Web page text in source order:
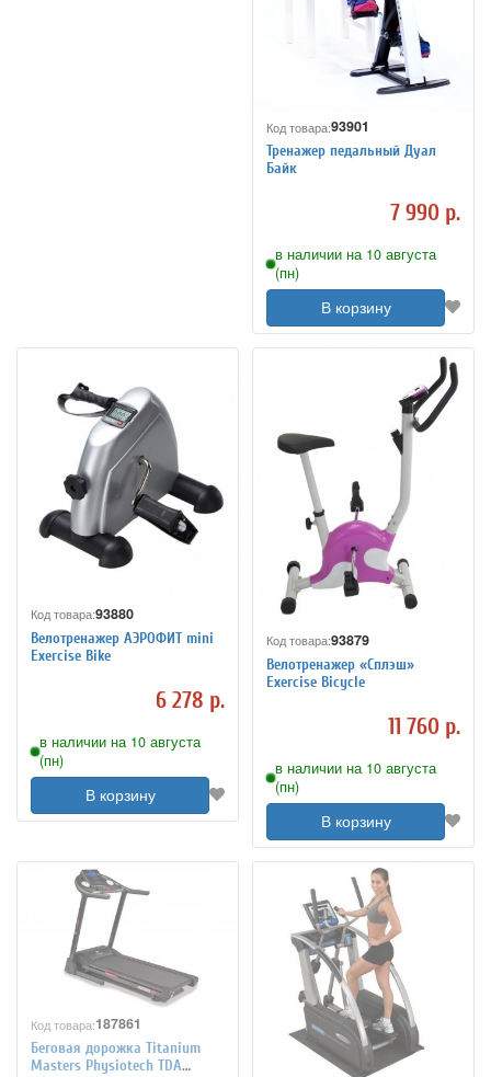
Код товара:93901
Тренажер педальный Дуал
Байк
7 990 р.
в наличии на 10 августа
(пн)
В корзину
Код товара:93880
Велотренажер АЭРОФИТ mini
Exercise Bike
6 278 р.
в наличии на 10 августа
(пн)
В корзину
Код товара:93879
Велотренажер «Сплэш»
Exercise Bicycle
11 760 р.
в наличии на 10 августа
(пн)
В корзину
Код товара:187861
Беговая дорожка Titanium
Masters Physiotech TDA